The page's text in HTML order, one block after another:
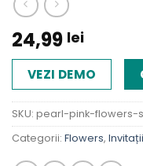
24,99 lei
VEZI DEMO
SKU: pearl-pink-flowers-
Categorii: Flowers,